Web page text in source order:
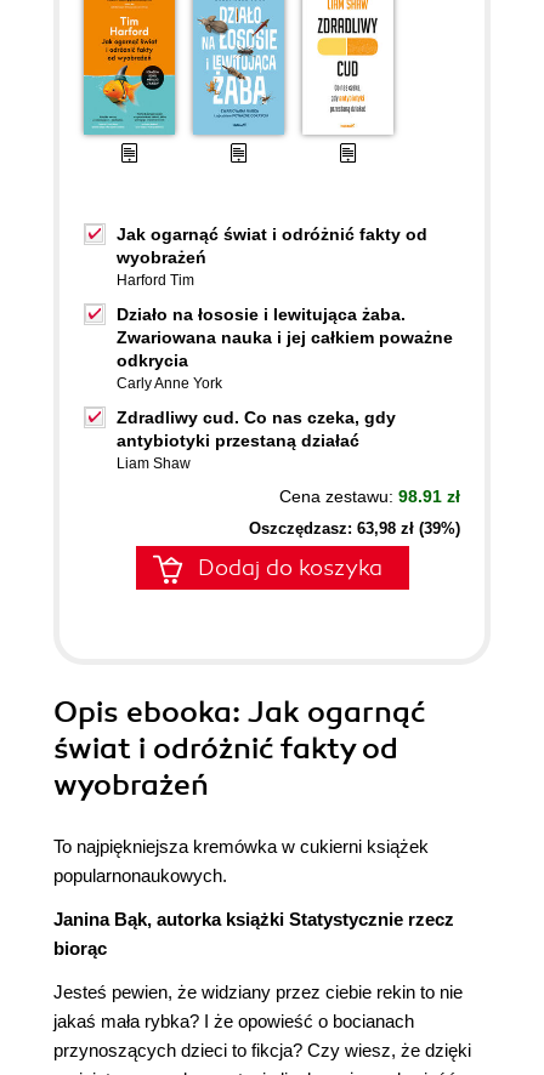
Jak ogarnąć świat i odróżnić fakty od
wyobrażeń
Harford Tim
Działo na łososie i lewitująca żaba.
Zwariowana nauka i jej całkiem poważne
odkrycia
Carly Anne York
Zdradliwy cud. Co nas czeka, gdy
antybiotyki przestaną działać
Liam Shaw
Cena zestawu: 98.91 zł
Oszczędzasz: 63,98 zł (39%)
Dodaj do koszyka
Opis ebooka: Jak ogarnąć
świat i odróżnić fakty od
wyobrażeń
To najpiękniejsza kremówka w cukierni książek
popularnonaukowych.
Janina Bąk, autorka książki Statystycznie rzecz
biorąc
Jesteś pewien, że widziany przez ciebie rekin to nie
jakaś mała rybka? I że opowieść o bocianach
przynoszących dzieci to fikcja? Czy wiesz, że dzięki